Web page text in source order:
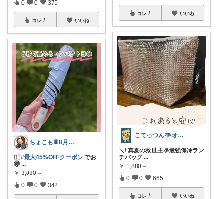
0 0 370
コレ いいね
ちょこも🍫8月の推し♡お買物メモ
🏃‍♀️#最大45%OFFクーポン でお
🉐 ...
￥ 3,080～
0 0 342
コレ いいね
こてっつん𖥸オイシイとカワイイはセイギ
＼\ 真夏の救世主🧊最強保冷ラン
チバッグ...
￥ 1,880～
0 0 665
コレ いいね